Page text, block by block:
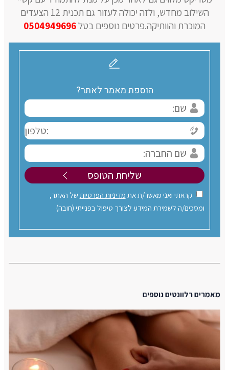
השילוב מחדש, ולזה יכולה לעזור גם תכנית 12 הצעדים
המוכרת והוותיקה.פרטים נוספים בטל0504949696
הוספת מאמר לאתר?
קראתי ואני מאשר/ת את מדיניות הפרטיות של האתר,
ומסכים/ה לשמירת המידע לצורך טיפול בפנייתי (חובה)
מאמרים רלוונטים נוספים